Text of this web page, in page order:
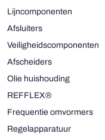
Lijncomponenten
Afsluiters
Veiligheidscomponenten
Afscheiders
Olie huishouding
REFFLEX®
Frequentie omvormers
Regelapparatuur